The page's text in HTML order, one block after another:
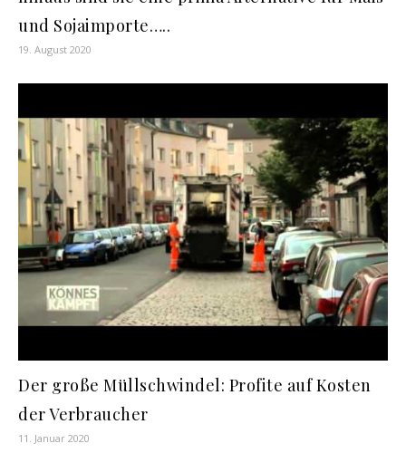
und Sojaimporte…..
19. August 2020
Der große Müllschwindel: Profite auf Kosten
der Verbraucher
11. Januar 2020